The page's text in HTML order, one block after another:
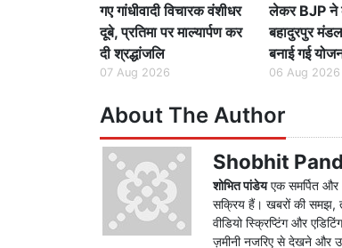
गए गांधीवादी विचारक वंशीधर
दूबे, प्रतिमा पर माल्यार्पण कर
दी श्रद्धांजलि
07 Aug 2026
लेकर BJP ने
बहादुरपुर
बनाई गई
06 Aug 2026
About The Author
Shobhit
शोभित पांडेयएक समर्पित और
सक्रिय हैं। खबरों की समझ,
वीडियो स्क्रिप्टिंग और
ज़मीनी नजरिए से देखने और